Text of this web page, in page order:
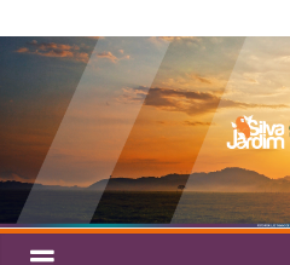
para
conteúdo
Silva
Jardim